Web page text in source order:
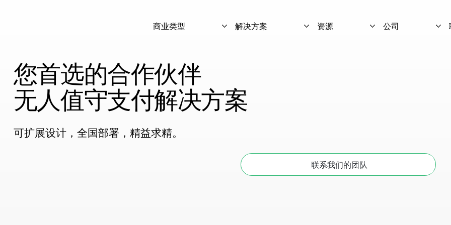
商业类型 解决方案 资源 公司
您首选的合作伙伴
无人值守支付解决方案
可扩展设计，全国部署，精益求精。
联系我们的团队